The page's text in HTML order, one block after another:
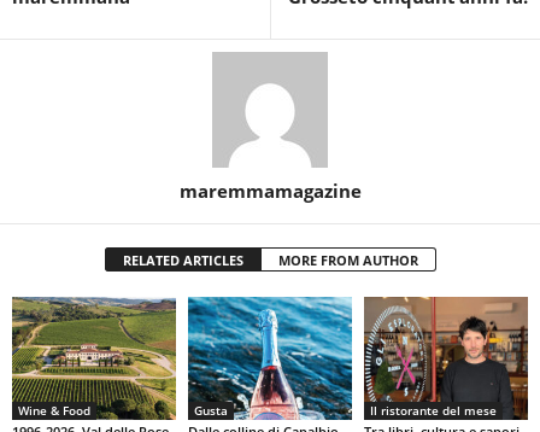
maremmamagazine
RELATED ARTICLES MORE FROM AUTHOR
Wine & Food Gusta Il ristorante del mese